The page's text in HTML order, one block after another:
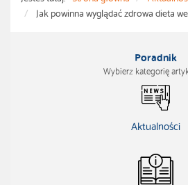
Jak powinna wyglądać zdrowa dieta
Poradnik
Wybierz kategorię
Aktualności